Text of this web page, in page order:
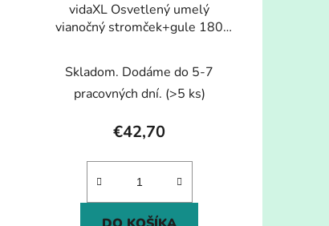
vidaXL Osvetlený umelý
vianočný stromček+gule 180
Skladom. Dodáme do 5-7
pracovných dní. (>5 ks)
€42,70